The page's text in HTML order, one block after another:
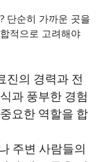
단순히 가까운 곳을
적으로 고려해야
진의 경력과 전
과 풍부한 경험
요한 역할을 합
주변 사람들의